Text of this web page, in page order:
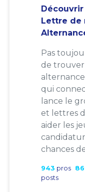
Découvrir
Lettre de
Pas
de
alternance
qui
lance le
et lettres
aider les
chances
943 pros
posts